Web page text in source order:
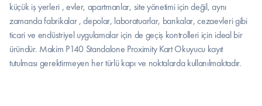
küçük iş yerleri , evler, apartmanlar, site yönetimi için değil, aynı
zamanda fabrikalar , depolar, laboratuarlar, bankalar, cezaevleri gibi
ticari ve endüstriyel uygulamalar için de geçiş kontrolleri için ideal bir
üründür. Makim P140 Standalone Proximity Kart Okuyucu kayıt
tutulması gerektirmeyen her türlü kapı ve noktalarda kullanılmaktadır.